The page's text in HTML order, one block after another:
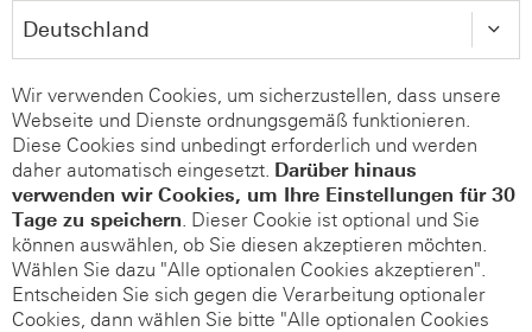
Wir verwenden Cookies, um sicherzustellen, dass unsere
Webseite und Dienste ordnungsgemäß funktionieren.
Diese Cookies sind unbedingt erforderlich und werden
daher automatisch eingesetzt. Darüber hinaus
verwenden wir Cookies, um Ihre Einstellungen für 30
Tage zu speichern. Dieser Cookie ist optional und Sie
können auswählen, ob Sie diesen akzeptieren möchten.
Wählen Sie dazu "Alle optionalen Cookies akzeptieren".
Entscheiden Sie sich gegen die Verarbeitung optionaler
Cookies, dann wählen Sie bitte "Alle optionalen Cookies